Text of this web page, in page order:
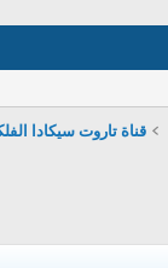
قناة تاروت سيكادا